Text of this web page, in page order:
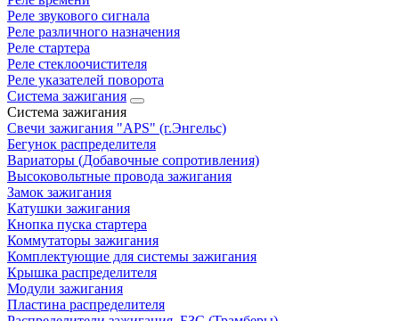
Реле звукового сигнала
Реле различного назначения
Реле стартера
Реле стеклоочистителя
Реле указателей поворота
Система зажигания
Система зажигания
Свечи зажигания "APS" (г.Энгельс)
Бегунок распределителя
Вариаторы (Добавочные сопротивления)
Высоковольтные провода зажигания
Замок зажигания
Катушки зажигания
Кнопка пуска стартера
Коммутаторы зажигания
Комплектующие для системы зажигания
Крышка распределителя
Модули зажигания
Пластина распределителя